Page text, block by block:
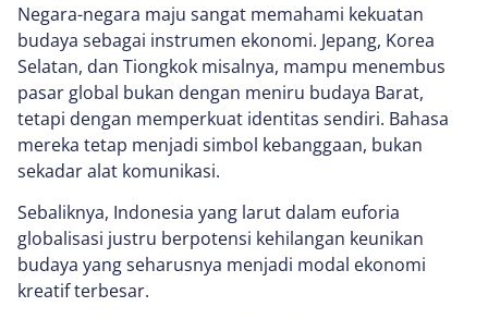
Negara-negara maju sangat memahami kekuatan
budaya sebagai instrumen ekonomi. Jepang, Korea
Selatan, dan Tiongkok misalnya, mampu menembus
pasar global bukan dengan meniru budaya Barat,
tetapi dengan memperkuat identitas sendiri. Bahasa
mereka tetap menjadi simbol kebanggaan, bukan
sekadar alat komunikasi.
Sebaliknya, Indonesia yang larut dalam euforia
globalisasi justru berpotensi kehilangan keunikan
budaya yang seharusnya menjadi modal ekonomi
kreatif terbesar.